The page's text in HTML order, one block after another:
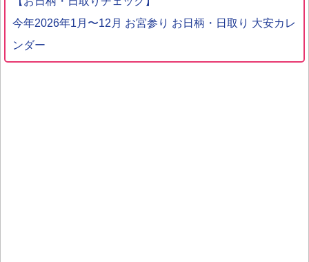
今年2026年1月〜12月 お宮参り お日柄・日取り 大安カレ
ンダー